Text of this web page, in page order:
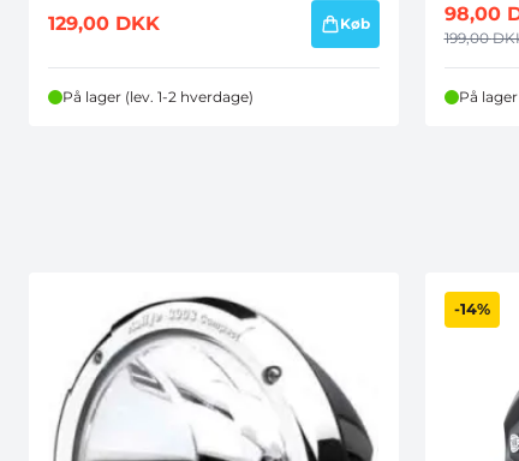
129,00 DKK Køb
På lager (lev. 1-2 hverdage)
98,00
199,00
På
-14%